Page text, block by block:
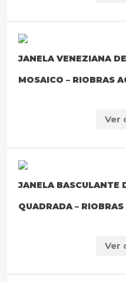
JANELA VENEZIANA
MOSAICO – RIOBRAS
Ver
JANELA BASCULANTE
QUADRADA –
Ver